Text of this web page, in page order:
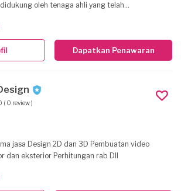
oleh tenaga ahli yang telah
Katepatan Waktu Pengerjaan
Dapatkan Penawaran
( 0 review )
jasa Design 2D dan 3D Pembuatan video
dan eksterior Perhitungan rab Dll